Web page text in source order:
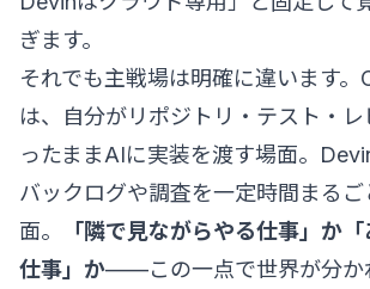
ぎます。
それでも主戦場は明確に違います
は、自分がリポジトリ・テスト・
ったままAIに実装を渡す場面。
バックログや調査を一定時間まる
面。
「隣で見ながらやる仕事」か
仕事」か——この一点で世界が分か